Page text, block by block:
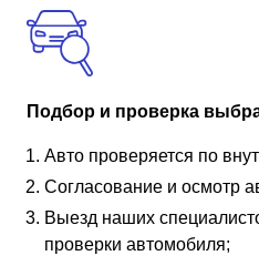
Подбор и проверка
Авто проверяется по
Согласование и осмотр
Выезд наших
проверки автомобиля;